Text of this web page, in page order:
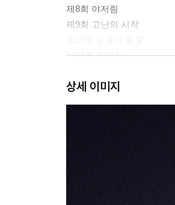
제8회 야저림
제9회 고난의 시작
제11회 투명장
제13회 대결
제14회 탁탑천왕
상세 이미지